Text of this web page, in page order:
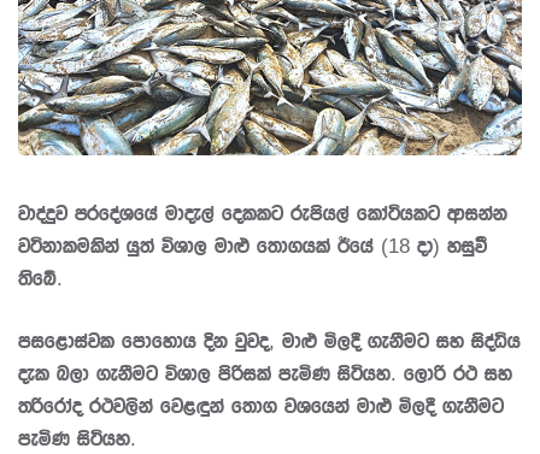
වාද්දුව ප‍්‍රදේශයේ මාදැල් දෙකකට රුපියල් කෝටියකට ආසන්න
වටිනාකමකින් යුත් විශාල මාළු තොගයක් ඊයේ (18 දා) හසුවී
තිබේ.
පසළොස්වක පොහොය දින වුවද, මාළු මිලදී ගැනීමට සහ සිද්ධිය
දැක බලා ගැනීමට විශාල පිරිසක් පැමිණ සිටියහ. ලොරි රථ සහ
ත‍්‍රිරෝද රථවලින් වෙළඳුන් තොග වශයෙන් මාළු මිලදී ගැනීමට
පැමිණ සිටියහ.